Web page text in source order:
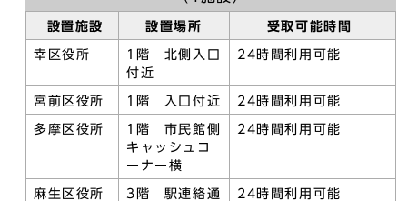
設置施設 設置場所 受取可能時間
幸区役所
1階 北側入口
付近
24時間利用可能
宮前区役所 1階 入口付近 24時間利用可能
多摩区役所
1階 市民館側
キャッシュコ
ーナー横
24時間利用可能
麻生区役所
3階 駅連絡通
24時間利用可能